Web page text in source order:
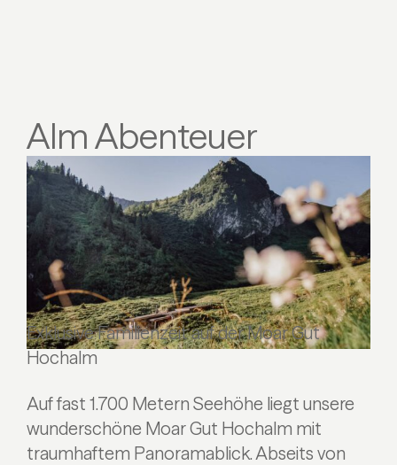
Alm Abenteuer
Exklusive Familienzeit auf der Moar Gut
Hochalm
Auf fast 1.700 Metern Seehöhe liegt unsere
wunderschöne Moar Gut Hochalm mit
traumhaftem Panoramablick. Abseits von